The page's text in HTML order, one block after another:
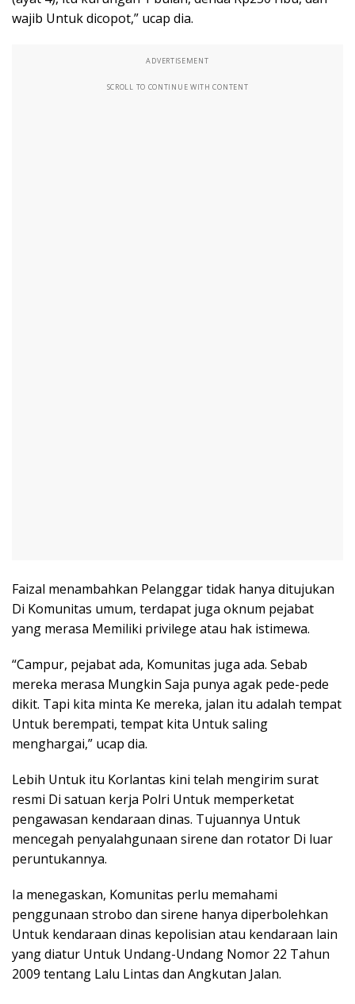
wajib Untuk dicopot,” ucap dia.
ADVERTISEMENT
SCROLL TO CONTINUE WITH CONTENT
Faizal menambahkan Pelanggar tidak hanya ditujukan
Di Komunitas umum, terdapat juga oknum pejabat
yang merasa Memiliki privilege atau hak istimewa.
“Campur, pejabat ada, Komunitas juga ada. Sebab
mereka merasa Mungkin Saja punya agak pede-pede
dikit. Tapi kita minta Ke mereka, jalan itu adalah tempat
Untuk berempati, tempat kita Untuk saling
menghargai,” ucap dia.
Lebih Untuk itu Korlantas kini telah mengirim surat
resmi Di satuan kerja Polri Untuk memperketat
pengawasan kendaraan dinas. Tujuannya Untuk
mencegah penyalahgunaan sirene dan rotator Di luar
peruntukannya.
Ia menegaskan, Komunitas perlu memahami
penggunaan strobo dan sirene hanya diperbolehkan
Untuk kendaraan dinas kepolisian atau kendaraan lain
yang diatur Untuk Undang-Undang Nomor 22 Tahun
2009 tentang Lalu Lintas dan Angkutan Jalan.